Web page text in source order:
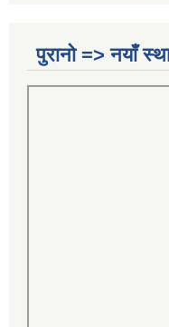
पुरानो => नयाँ